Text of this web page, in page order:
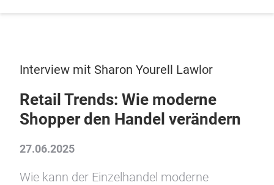
Interview mit Sharon Yourell Lawlor
Retail Trends: Wie moderne
Shopper den Handel verändern
27.06.2025
Wie kann der Einzelhandel moderne